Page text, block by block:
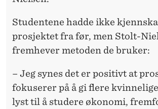
Studentene hadde ikke
prosjektet fra før, men Stolt-
fremhever metoden de bruker:
– Jeg synes det er positivt at
fokuserer på å gi flere
lyst til å studere økonomi,